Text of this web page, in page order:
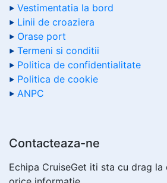
Vestimentatia la bord
Linii de croaziera
Orase port
Termeni si conditii
Politica de confidentialitate
Politica de cookie
ANPC
Contacteaza-ne
Echipa CruiseGet iti sta cu drag